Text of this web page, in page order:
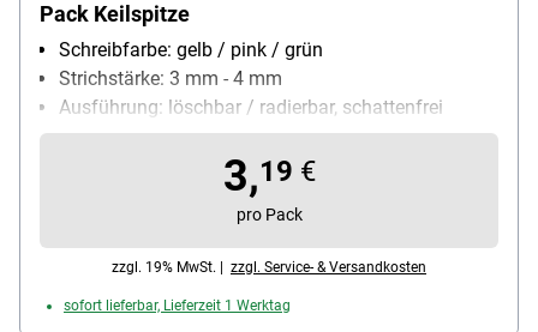
Pack Keilspitze
Schreibfarbe: gelb / pink / grün
Strichstärke: 3 mm - 4 mm
Ausführung: löschbar / radierbar, schattenfrei
kopierbar, schnell trocken
Besonderheiten: Schaftende mit Gummispitze zum
Radieren der Markierung
Inhalt pro Pack: 4 Stück
3,19 €
pro Pack
zzgl. 19% MwSt. | zzgl. Service- & Versandkosten
sofort lieferbar, Lieferzeit 1 Werktag